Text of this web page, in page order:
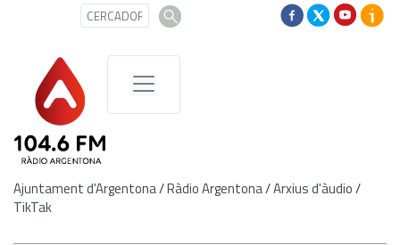
Ajuntament d'Argentona/Ràdio Argentona/Arxius d'àudio/
TikTak